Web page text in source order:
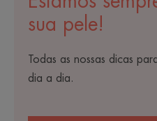
sua pele!
Todas as nossas dicas
dia a dia.